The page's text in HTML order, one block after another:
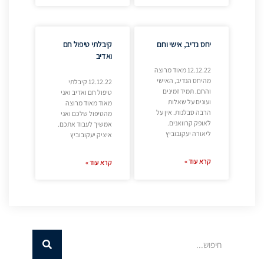
יחס נדיב, אישי וחם
12.12.22 מאוד מרוצה
מהיחס הנדיב, האישי
והחם. תמיד זמינים
ועונים על שאלות
הרבה סבלנות. אין על
לאופק קרוואנים.
ליאורה יעקובוביץ
קרא עוד »
קיבלתי טיפול חם
ואדיב
12.12.22 קיבלתי
טיפול חם ואדיב ואני
מאוד מאוד מרוצה
מהטיפול שלכם ואני
אמשיך לעבוד אתכם.
איציק יעקובוביץ
קרא עוד »